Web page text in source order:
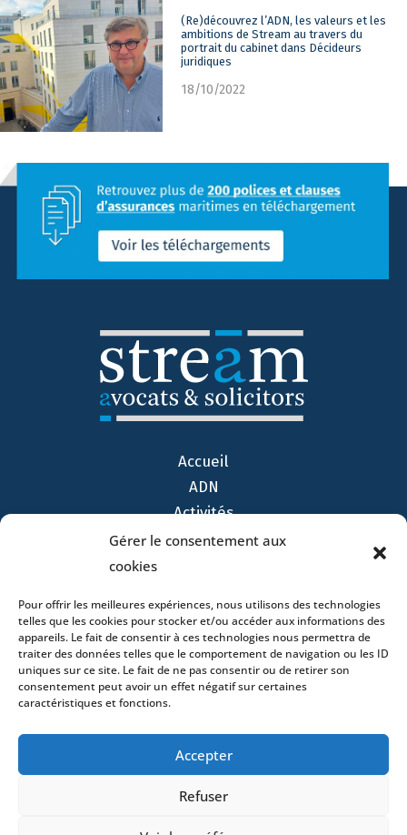
Gérer le consentement aux
cookies
Pour offrir les meilleures expériences, nous utilisons des technologies
telles que les cookies pour stocker et/ou accéder aux informations des
appareils. Le fait de consentir à ces technologies nous permettra de
traiter des données telles que le comportement de navigation ou les ID
uniques sur ce site. Le fait de ne pas consentir ou de retirer son
consentement peut avoir un effet négatif sur certaines
caractéristiques et fonctions.
Accepter
Refuser
(Re)découvrez l’ADN, les valeurs et les
ambitions de Stream au travers du
portrait du cabinet dans Décideurs
juridiques
18/10/2022
Accueil
ADN
Activités
Avocats
Actualités
Contact
- 4 square Édouard VII – 75009 Paris – France –
76600 Le Havre – France – +33 (0)2 35 22 18 88
+33 (0)4 86 68 49 14